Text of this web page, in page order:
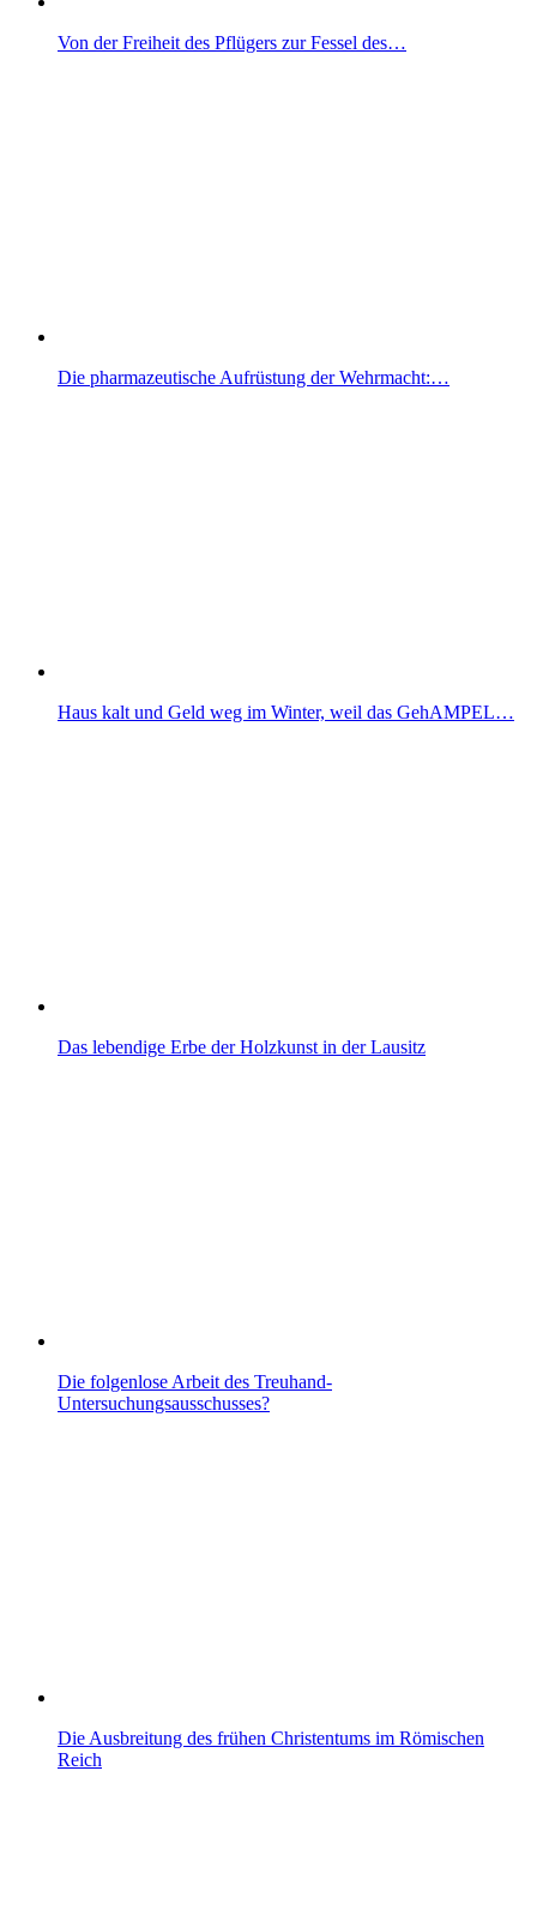
Von der Freiheit des Pflügers zur Fessel des…
Die pharmazeutische Aufrüstung der Wehrmacht:…
Haus kalt und Geld weg im Winter, weil das GehAMPEL…
Das lebendige Erbe der Holzkunst in der Lausitz
Die folgenlose Arbeit des Treuhand-
Untersuchungsausschusses?
Die Ausbreitung des frühen Christentums im Römischen
Reich